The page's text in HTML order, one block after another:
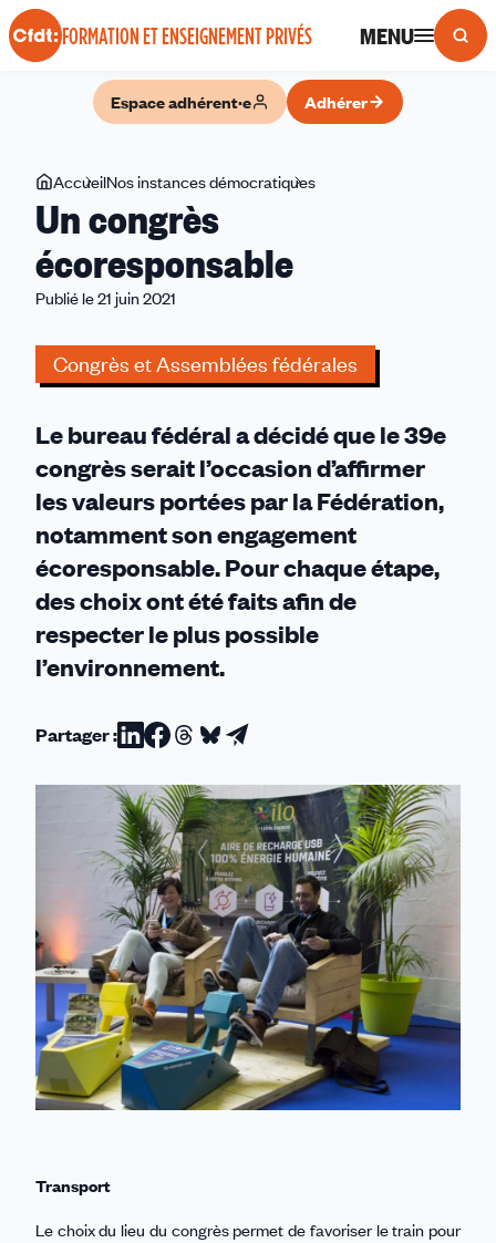
Panneau de gestion des cookies
FORMATION ET ENSEIGNEMENT PRIVÉS MENU
Espace adhérent·e Adhérer
Vous
êtes
ici
AccueilNos instances démocratiques
Un congrès
écoresponsable
Publié le 21 juin 2021
Congrès et Assemblées fédérales
Le bureau fédéral a décidé que le 39e
congrès serait l’occasion d’affirmer
les valeurs portées par la Fédération,
notamment son engagement
écoresponsable. Pour chaque étape,
des choix ont été faits afin de
respecter le plus possible
l’environnement.
Partager :Partager
sur
Linkedin
Partager
sur
Facebook
Partager
sur
Threads
Partager
sur
Bluesky
Partager
par
email
Transport
Le choix du lieu du congrès permet de favoriser le train pour